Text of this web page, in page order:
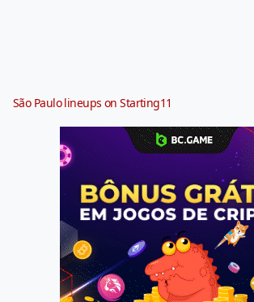
São Paulo lineups on Starting11